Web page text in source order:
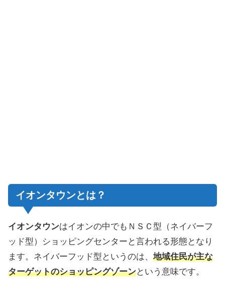
イオンタウンとは？
イオンタウンはイオンの中でもＮＳＣ型（ネイバーフ
ッド型）ショッピングセンターと言われる形態となり
ます。ネイバーフッド型というのは、 地域住民が主な
ターゲットのショッピングゾーンという意味です。